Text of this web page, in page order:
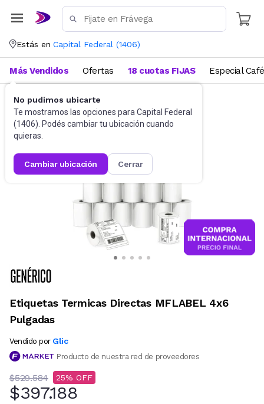
Estás en Capital Federal (1406)
No pudimos ubicarte
Te mostramos las opciones para Capital Federal
(1406). Podés cambiar tu ubicación cuando
quieras.
cambiar ubicación cerrar
Más Vendidos Ofertas 18 cuotas FIJAS Especial Café
Impresoras Insumos de impresión
Etiquetas Termicas Directas MFLABEL 4x6
Pulgadas
Vendido por Glic
Producto de nuestra red de proveedores
$529.584 25
$397.188